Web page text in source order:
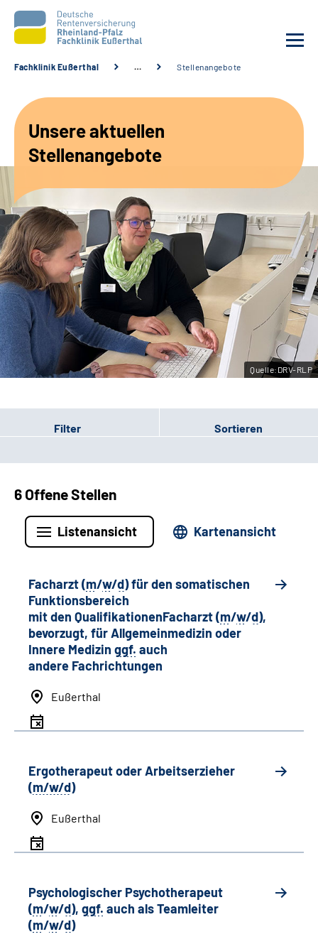
Unsere Angebote
Karriere
Beratungsstellen &
Zuweisende
Suche
Leichte Sprache
Gebärdensprache
Fachklinik Eußerthal … Stellenangebote
Unsere aktuellen
Stellenangebote
Quelle:DRV-RLP
Filter Sortieren
6 Offene Stellen
Listenansicht Kartenansicht
Facharzt (m/w/d) für den somatischen
Funktionsbereich
mit den QualifikationenFacharzt (m/w/d),
bevorzugt, für Allgemeinmedizin oder
Innere Medizin ggf. auch
andere Fachrichtungen
Eußerthal
Ergotherapeut oder Arbeitserzieher
(m/w/d)
Eußerthal
Psychologischer Psychotherapeut
(m/w/d), ggf. auch alsTeamleiter
(m/w/d)